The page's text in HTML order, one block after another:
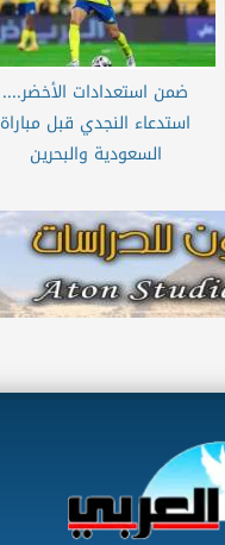
ضمن استعدادات الأخضر....
استدعاء النجدي قبل مباراة
السعودية والبحرين